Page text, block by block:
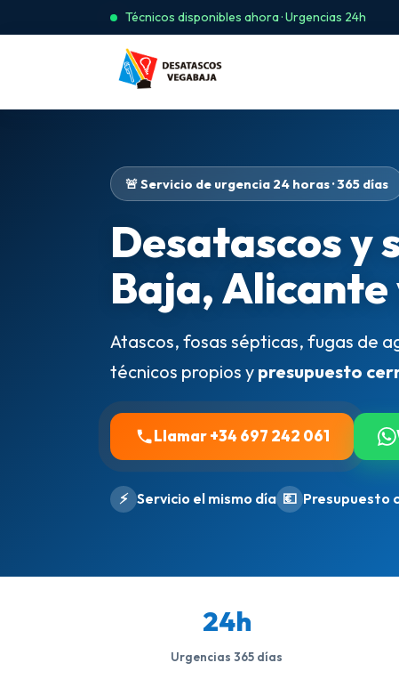
Técnicos disponibles ahora · Urgencias 24h
🚨 Servicio de urgencia 24 horas · 365 días
Desatascos y
Baja, Alicante
Atascos, fosas sépticas, fugas de
técnicos propios y presupuesto
Llamar +34 697 242 061
⚡ Servicio el mismo día 💶 Presupuesto
24h
Urgencias 365 días